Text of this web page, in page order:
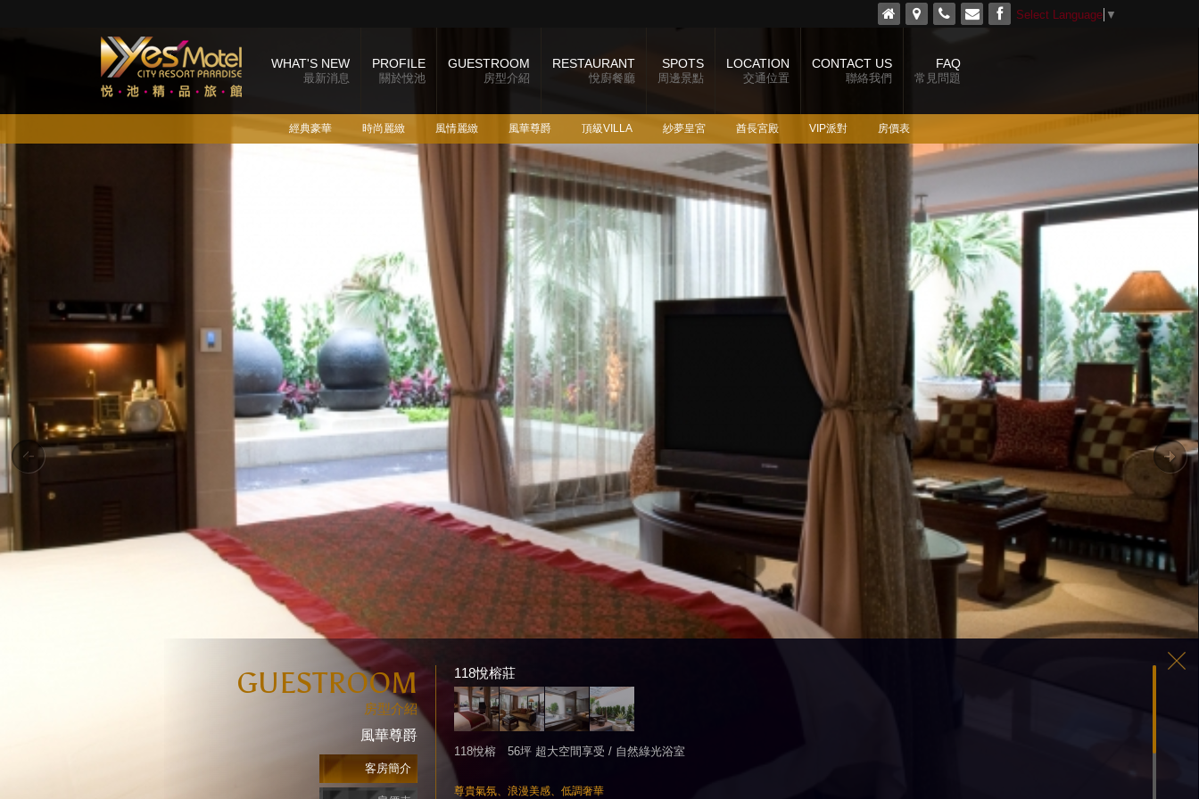
Select Language ▼
WHAT'S NEW
最新消息
PROFILE
關於悅池
GUESTROOM
房型介紹
經典豪華 時尚麗緻 風情麗緻 風華尊爵 頂級VILLA 紗夢皇宮 酋長宮殿 VIP派對 房價表
RESTAURANT
悅廚餐廳
SPOTS
周邊景點
LOCATION
交通位置
CONTACT US
聯絡我們
FAQ
常見問題
GUESTROOM
房型介紹
風華尊爵
客房簡介
118悅榕莊
118悅榕 56坪 超大空間享受 / 自然綠光浴室
尊貴氣氛、浪漫美感、低調奢華